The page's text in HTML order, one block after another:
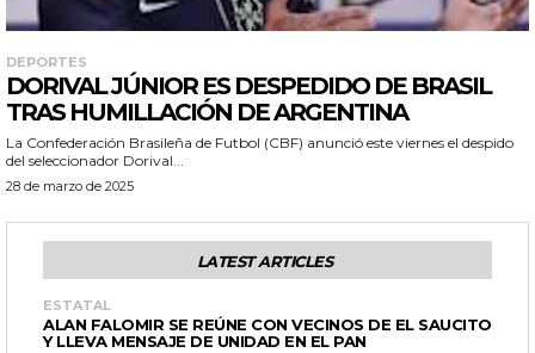
DEPORTES
DORIVAL JÚNIOR ES DESPEDIDO DE BRASIL
TRAS HUMILLACIÓN DE ARGENTINA
La Confederación Brasileña de Futbol (CBF) anunció este viernes el despido
del seleccionador Dorival...
28 de marzo de 2025
LATEST ARTICLES
ESTATAL
ALAN FALOMIR SE REÚNE CON VECINOS DE EL SAUCITO
Y LLEVA MENSAJE DE UNIDAD EN EL PAN